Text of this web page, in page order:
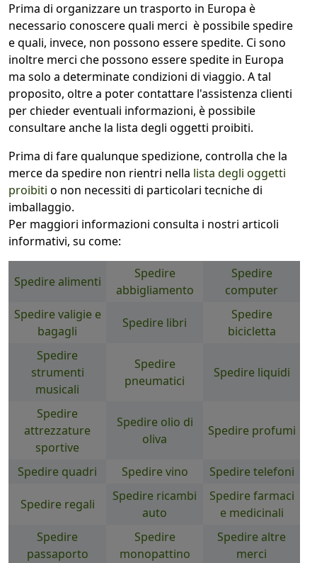
Prima di organizzare un trasporto in Europa è
necessario conoscere quali merci è possibile spedire
e quali, invece, non possono essere spedite. Ci sono
inoltre merci che possono essere spedite in Europa
ma solo a determinate condizioni di viaggio. A tal
proposito, oltre a poter contattare l'assistenza clienti
per chieder eventuali informazioni, è possibile
consultare anche la lista degli oggetti proibiti.
Prima di fare qualunque spedizione, controlla che la
merce da spedire non rientri nella lista degli oggetti
proibiti o non necessiti di particolari tecniche di
imballaggio.
Per maggiori informazioni consulta i nostri articoli
informativi, su come:
Spedire alimenti
Spedire
abbigliamento
Spedire
computer
Spedire valigie e
bagagli
Spedire libri
Spedire
bicicletta
Spedire
strumenti
musicali
Spedire
pneumatici
Spedire liquidi
Spedire
attrezzature
sportive
Spedire olio di
oliva
Spedire profumi
Spedire quadri Spedire vino Spedire telefoni
Spedire regali
Spedire ricambi
auto
Spedire farmaci
e medicinali
Spedire
passaporto
Spedire
monopattino
Spedire altre
merci